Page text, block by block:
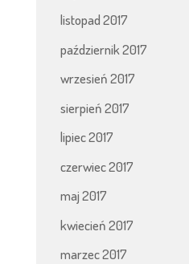
listopad 2017
październik 2017
wrzesień 2017
sierpień 2017
lipiec 2017
czerwiec 2017
maj 2017
kwiecień 2017
marzec 2017